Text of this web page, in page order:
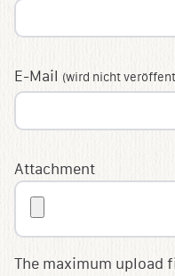
E-Mail (wird nicht
Attachment
The maximum upload